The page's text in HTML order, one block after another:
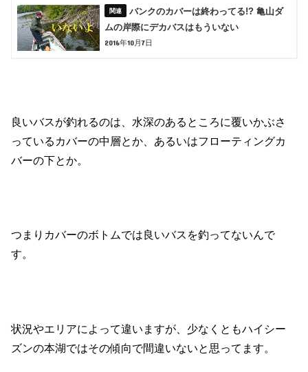
バンクのカバーは終わってる!? 亀山ダ
ムの岸際にデカバスはもういない
2016年10月7日
良いバスが釣れるのは、水深のあるところに覆いかぶさ
っているカバーの中層とか、あるいはフローティングカ
バーの下とか。
つまりカバーのボトムでは良いバスを釣ってないんで
す。
状況やエリアによって違いますが、少なくともハイシー
ズンの本湖ではその傾向で間違いないと思ってます。